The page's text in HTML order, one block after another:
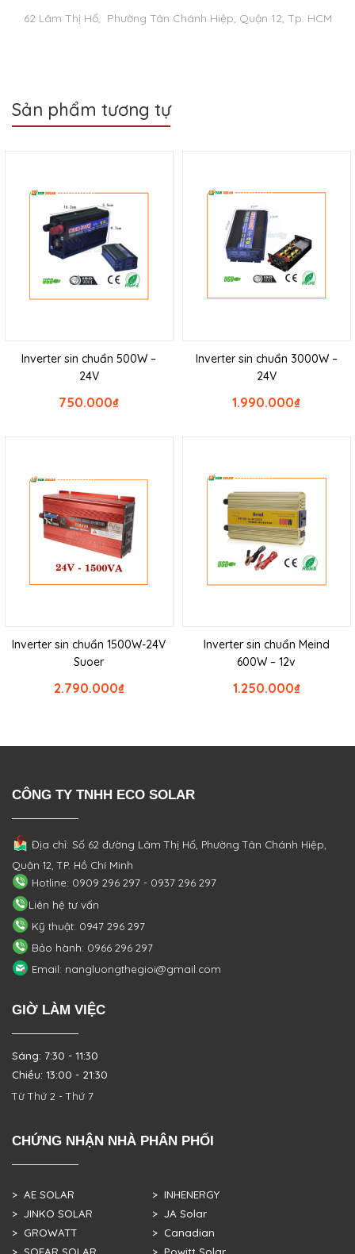
62 Lâm Thị Hố, Phường Tân Chánh Hiệp, Quận 12, Tp. HCM
Sản phẩm tương tự
Inverter sin chuẩn 500W –
24V
₫
750.000
Inverter sin chuẩn 3000W –
24V
₫
1.990.000
Inverter sin chuẩn 1500W-24V
Suoer
₫
2.790.000
Inverter sin chuẩn Meind
600W – 12v
₫
1.250.000
CÔNG TY TNHH ECO SOLAR
Địa chỉ: Số 62 đường Lâm Thị Hố, PhườngTân Chánh Hiệp,
Quận 12, TP. Hồ Chí Minh
Hotline: 0909 296 297 - 0937 296 297
Liên hệ tư vấn
Kỹ thuật: 0947 296 297
Bảo hành: 0966 296 297
Email: nangluongthegioi@gmail.com
GIỜ LÀM VIỆC
Sáng: 7:30 - 11:30
Chiều: 13:00 - 21:30
Từ Thứ 2 - Thứ 7
CHỨNG NHẬN NHÀ PHÂN PHỐI
> AE SOLAR
> JINKO SOLAR
> GROWATT
> INHENERGY
> JA Solar
> Canadian